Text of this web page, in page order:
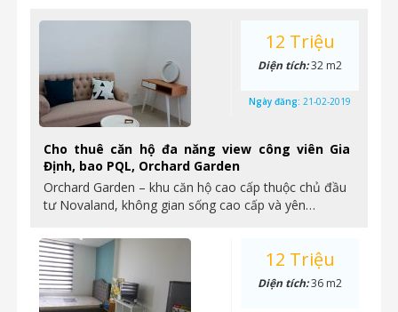
Cho thuê căn hộ đa năng view công viên Gia
Định, bao PQL, Orchard Garden
Orchard Garden – khu căn hộ cao cấp thuộc chủ đầu
tư Novaland, không gian sống cao cấp và yên…
12 Triệu
Diện tích:32 m2
Ngày đăng: 21-02-2019
12 Triệu
Diện tích:36 m2